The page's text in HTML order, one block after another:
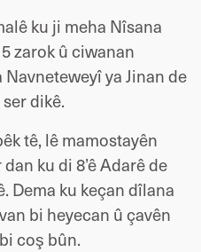
ku ji meha Nîsana
zarok û ciwanan
Navneteweyî ya Jinan de
dikê.
tê, lê mamostayên
ku di 8’ê Adarê de
Dema ku keçan dîlana
bi heyecan û çavên
coş bûn.